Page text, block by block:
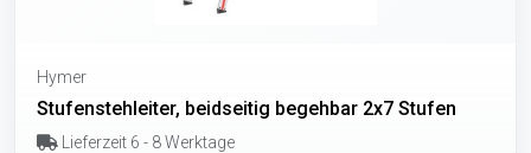
Hymer
Stufenstehleiter, beidseitig begehbar 2x7 Stufen
Lieferzeit 6 - 8 Werktage